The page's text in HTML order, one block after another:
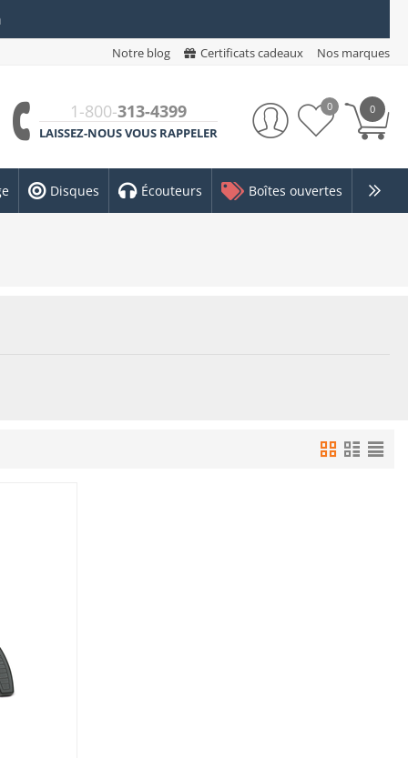
Notre blog Certificats cadeaux Nos marques
1-800-313-4399
LAISSEZ-NOUS VOUS RAPPELER
0
0
Disques Écouteurs Boîtes ouvertes